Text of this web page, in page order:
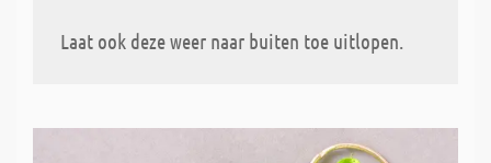
Laat ook deze weer naar buiten toe uitlopen.